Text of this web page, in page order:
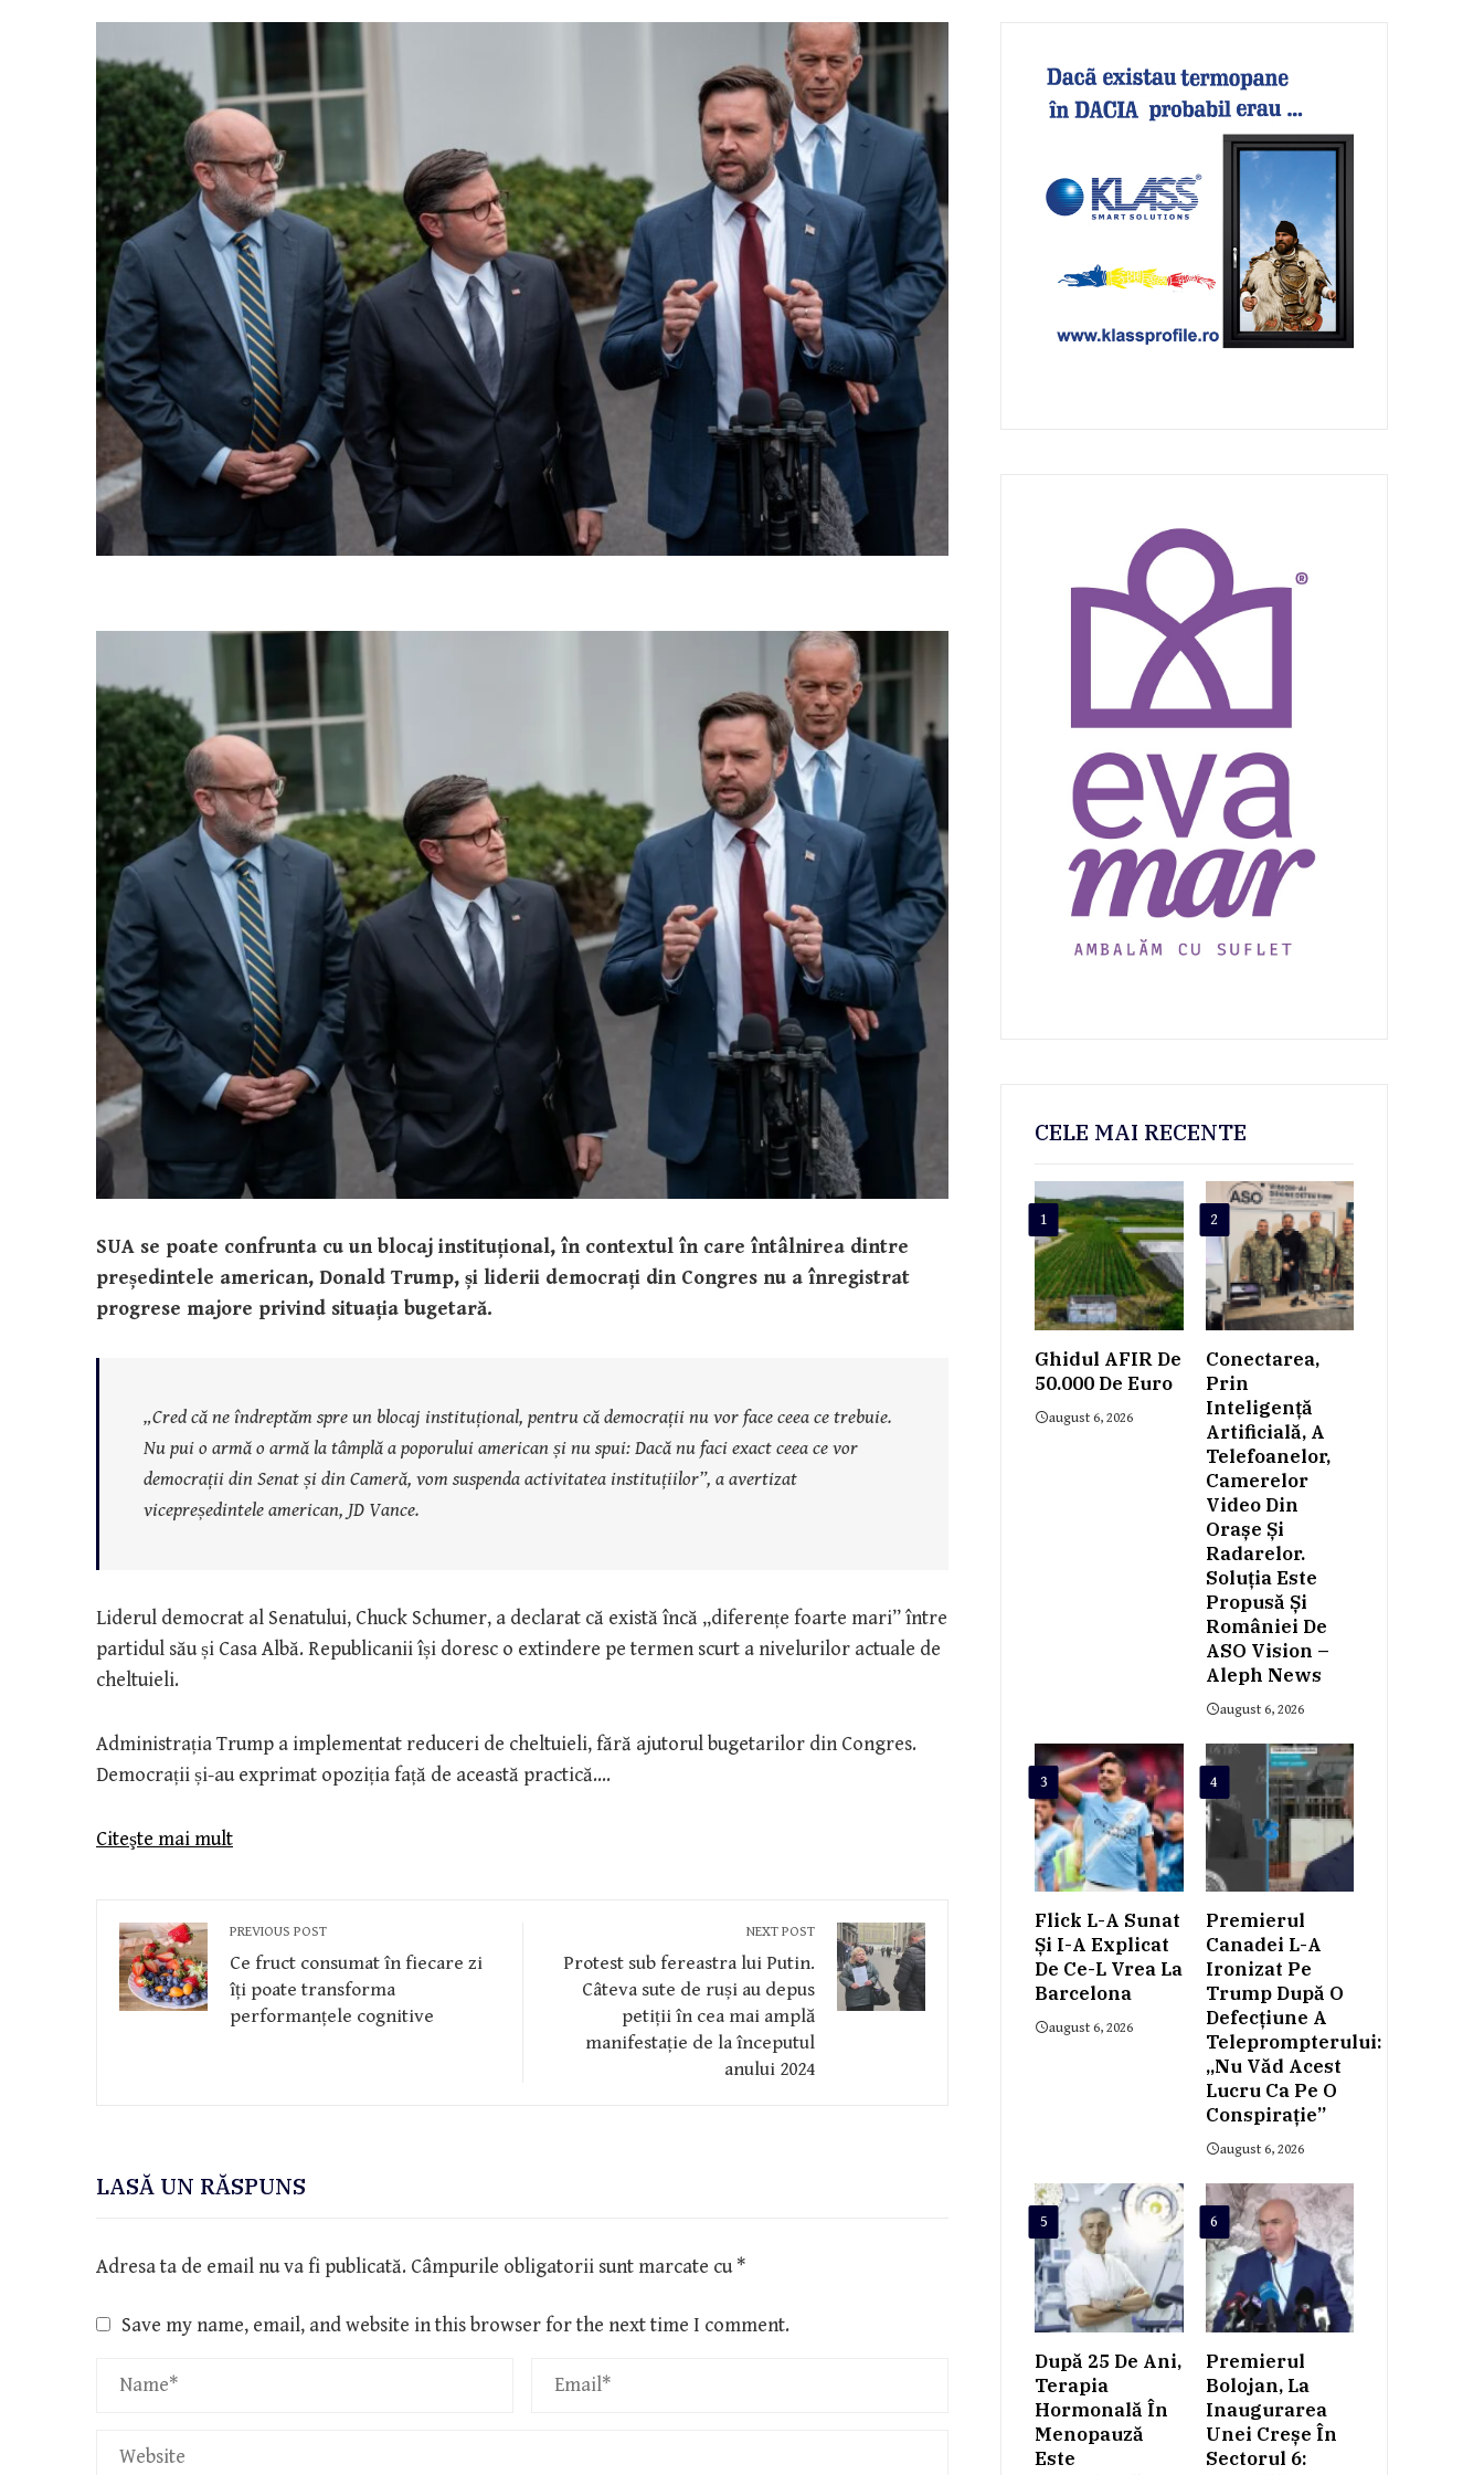
SUA se poate confrunta cu un blocaj instituțional, în contextul în care întâlnirea dintre
președintele american, Donald Trump, și liderii democrați din Congres nu a înregistrat
progrese majore privind situația bugetară.
„Cred că ne îndreptăm spre un blocaj instituțional, pentru că democrații nu vor face ceea ce trebuie.
Nu pui o armă o armă la tâmplă a poporului american și nu spui: Dacă nu faci exact ceea ce vor
democrații din Senat și din Cameră, vom suspenda activitatea instituțiilor”, a avertizat
vicepreședintele american, JD Vance.
Liderul democrat al Senatului, Chuck Schumer, a declarat că există încă „diferențe foarte mari” între
partidul său și Casa Albă. Republicanii își doresc o extindere pe termen scurt a nivelurilor actuale de
cheltuieli.
Administrația Trump a implementat reduceri de cheltuieli, fără ajutorul bugetarilor din Congres.
Democrații și-au exprimat opoziția față de această practică….
Citeşte mai mult
PREVIOUS POST
Ce fruct consumat în fiecare zi
îți poate transforma
performanțele cognitive
NEXT POST
Protest sub fereastra lui Putin.
Câteva sute de ruși au depus
petiții în cea mai amplă
manifestație de la începutul
anului 2024
LASĂ UN RĂSPUNS
Adresa ta de email nu va fi publicată. Câmpurile obligatorii sunt marcate cu*
Save my name, email, and website in this browser for the next time I comment.
CELE MAI RECENTE
1
Ghidul AFIR De
50.000 De Euro
august 6, 2026
2
Conectarea,
Prin
Inteligență
Artificială, A
Telefoanelor,
Camerelor
Video Din
Orașe Și
Radarelor.
Soluția Este
Propusă Și
României De
ASO Vision –
Aleph News
august 6, 2026
3
Flick L-A Sunat
Și I-A Explicat
De Ce-L Vrea La
Barcelona
august 6, 2026
4
Premierul
Canadei L-A
Ironizat Pe
Trump După O
Defecțiune A
Teleprompterului:
„Nu Văd Acest
Lucru Ca Pe O
Conspiraţie”
august 6, 2026
5
După 25 De Ani,
Terapia
Hormonală În
Menopauză
Este
6
Premierul
Bolojan, La
Inaugurarea
Unei Creșe În
Sectorul 6: